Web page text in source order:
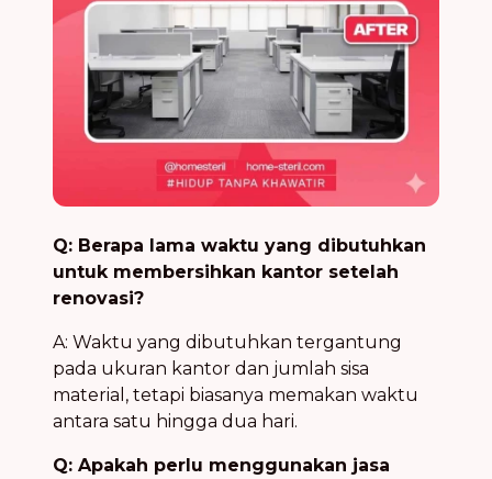
Q: Berapa lama waktu yang dibutuhkan
untuk membersihkan kantor setelah
renovasi?
A: Waktu yang dibutuhkan tergantung
pada ukuran kantor dan jumlah sisa
material, tetapi biasanya memakan waktu
antara satu hingga dua hari.
Q: Apakah perlu menggunakan jasa